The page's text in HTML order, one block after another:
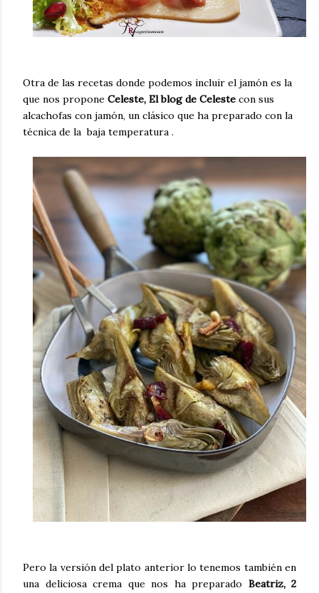
Otra de las recetas donde podemos incluir el jamón es la
que nos propone Celeste, El blog de Celeste con sus
alcachofas con jamón, un clásico que ha preparado con la
técnica de la baja temperatura .
Pero la versión del plato anterior lo tenemos también en
una deliciosa crema que nos ha preparado Beatriz, 2